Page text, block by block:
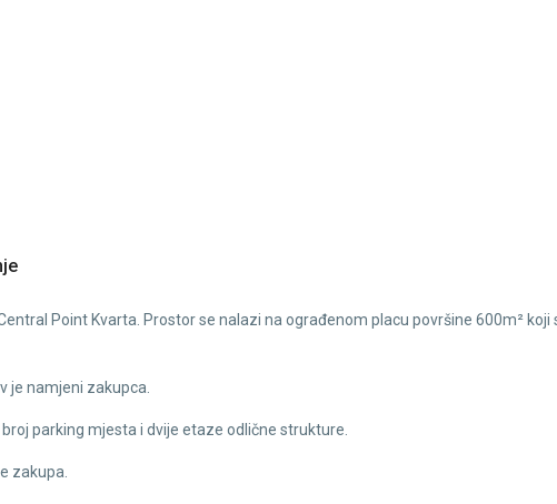
Point Kvarta. Prostor se nalazi na ograđenom placu površine 600m²
je namjeni zakupca.
parking mjesta i dvije etaze odlične strukture.
zakupa.